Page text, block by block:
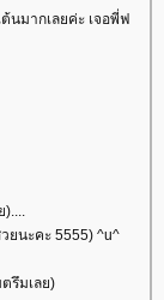
นมากเลยค่ะ เจอพี่ฟ
ยนะคะ 5555) ^u^
รึมเลย)